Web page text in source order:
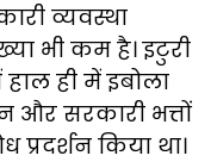
व्यवस्था
भी कम है। इटुरी
ही में इबोला
और सरकारी भत्तों
किया था।